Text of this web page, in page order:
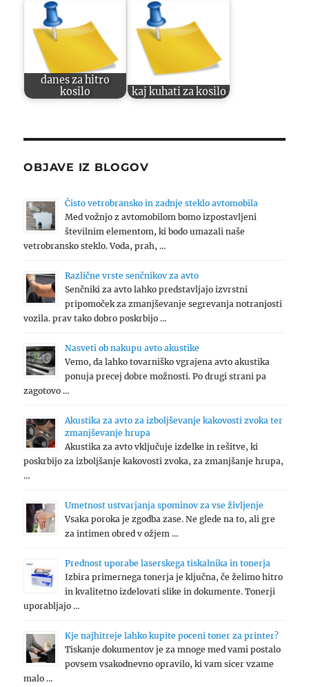
danes za hitro
kosilo
kaj kuhati za kosilo
OBJAVE IZ BLOGOV
Čisto vetrobransko in zadnje steklo avtomobila
Med vožnjo z avtomobilom bomo izpostavljeni
številnim elementom, ki bodo umazali naše
vetrobransko steklo. Voda, prah, …
Različne vrste senčnikov za avto
Senčniki za avto lahko predstavljajo izvrstni
pripomoček za zmanjševanje segrevanja notranjosti
vozila. prav tako dobro poskrbijo …
Nasveti ob nakupu avto akustike
Vemo, da lahko tovarniško vgrajena avto akustika
ponuja precej dobre možnosti. Po drugi strani pa
zagotovo …
Akustika za avto za izboljševanje kakovosti zvoka ter
zmanjševanje hrupa
Akustika za avto vključuje izdelke in rešitve, ki
poskrbijo za izboljšanje kakovosti zvoka, za zmanjšanje hrupa,
…
Umetnost ustvarjanja spominov za vse življenje
Vsaka poroka je zgodba zase. Ne glede na to, ali gre
za intimen obred v ožjem …
Prednost uporabe laserskega tiskalnika in tonerja
Izbira primernega tonerja je ključna, če želimo hitro
in kvalitetno izdelovati slike in dokumente. Tonerji
uporabljajo …
Kje najhitreje lahko kupite poceni toner za printer?
Tiskanje dokumentov je za mnoge med vami postalo
povsem vsakodnevno opravilo, ki vam sicer vzame
malo …